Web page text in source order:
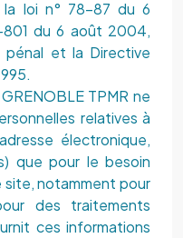
la loi n° 78-87 du 6
801 du 6 août 2004,
pénal et la Directive
TPMR ne
relatives à
électronique,
que pour le besoin
site, notamment pour
des traitements
ces informations